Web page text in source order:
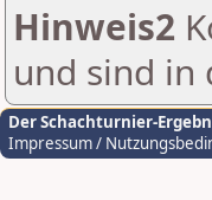
Hinweis2
und sind in
Der Schachturnier-
Impressum /